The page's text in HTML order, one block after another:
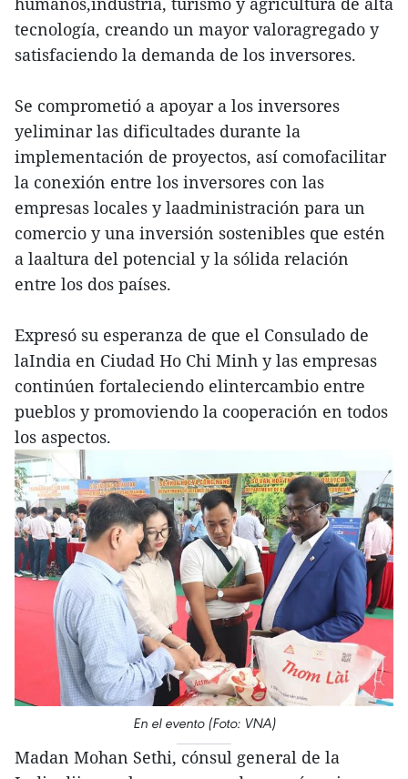
tecnología, creando un mayor valoragregado y
satisfaciendo la demanda de los inversores.
Se comprometió a apoyar a los inversores
yeliminar las dificultades durante la
implementación de proyectos, así comofacilitar
la conexión entre los inversores con las
empresas locales y laadministración para un
comercio y una inversión sostenibles que estén
a laaltura del potencial y la sólida relación
entre los dos países.
Expresó su esperanza de que el Consulado de
laIndia en Ciudad Ho Chi Minh y las empresas
continúen fortaleciendo elintercambio entre
pueblos y promoviendo la cooperación en todos
los aspectos.
En el evento (Foto: VNA)
Madan Mohan Sethi, cónsul general de la